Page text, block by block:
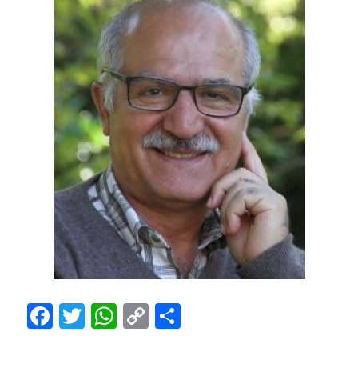
Facebook
Twitter
WhatsApp
Copy